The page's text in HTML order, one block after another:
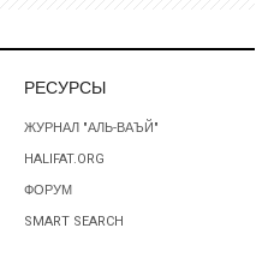
РЕСУРСЫ
ЖУРНАЛ "АЛЬ-ВАЪЙ"
HALIFAT.ORG
ФОРУМ
SMART SEARCH